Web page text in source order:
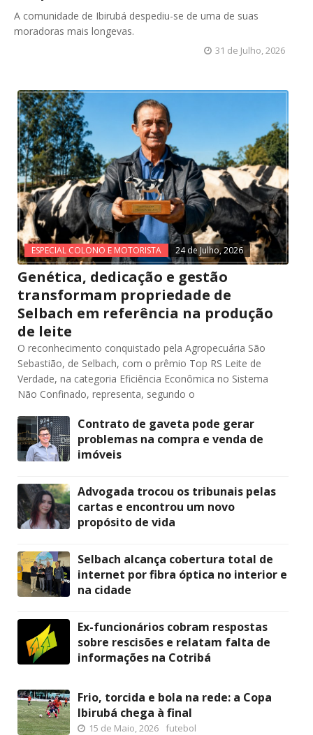
A comunidade de Ibirubá despediu-se de uma de suas
moradoras mais longevas.
31 de Julho, 2026
ESPECIAL COLONO E MOTORISTA 24 de Julho, 2026
Genética, dedicação e gestão
transformam propriedade de
Selbach em referência na produção
de leite
O reconhecimento conquistado pela Agropecuária São
Sebastião, de Selbach, com o prêmio Top RS Leite de
Verdade, na categoria Eficiência Econômica no Sistema
Não Confinado, representa, segundo o
Contrato de gaveta pode gerar
problemas na compra e venda de
imóveis
Advogada trocou os tribunais pelas
cartas e encontrou um novo
propósito de vida
Selbach alcança cobertura total de
internet por fibra óptica no interior e
na cidade
Ex-funcionários cobram respostas
sobre rescisões e relatam falta de
informações na Cotribá
Frio, torcida e bola na rede: a Copa
Ibirubá chega à final
15 de Maio, 2026 futebol